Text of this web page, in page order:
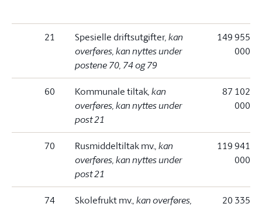
21 Spesielle driftsutgifter, kan
overføres, kan nyttes under
postene 70, 74 og 79
149 955
000
60 Kommunale tiltak, kan
overføres, kan nyttes under
post 21
87 102
000
70 Rusmiddeltiltak mv., kan
overføres, kan nyttes under
post 21
119 941
000
74 Skolefrukt mv., kan overføres,
20 335